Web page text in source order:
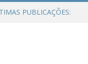
PUBLICAÇÕES: